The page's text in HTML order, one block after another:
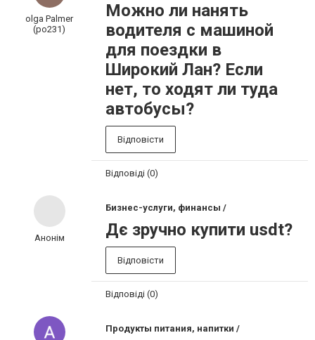
olga Palmer
(po231)
Можно ли нанять
водителя с машиной
для поездки в
Широкий Лан? Если
нет, то ходят ли туда
автобусы?
Відповісти
Відповіді (0)
Анонім
Бизнес-услуги, финансы /
Дє зручно купити usdt?
Відповісти
Відповіді (0)
Продукты питания, напитки /